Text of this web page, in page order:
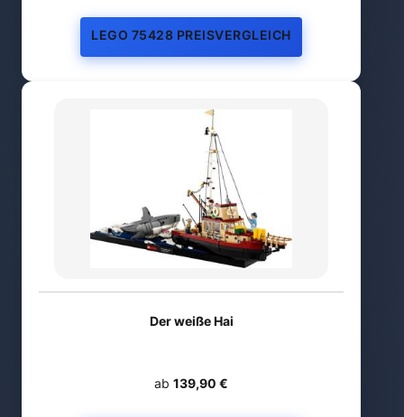
LEGO 75428 PREISVERGLEICH
Der weiße Hai
ab 139,90 €